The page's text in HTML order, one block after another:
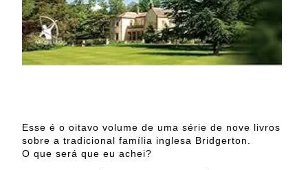
Esse é o oitavo volume de uma série de nove livros
sobre a tradicional família inglesa Bridgerton.
O que será que eu achei?